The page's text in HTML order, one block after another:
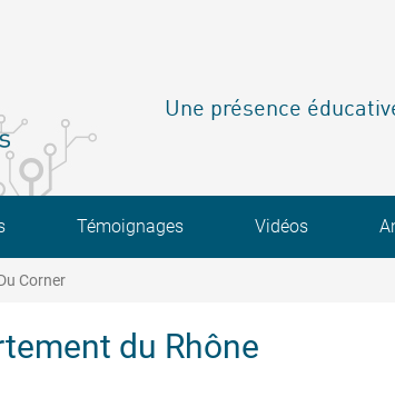
Une présence
Témoignages Vidéos
Corner
du Rhône